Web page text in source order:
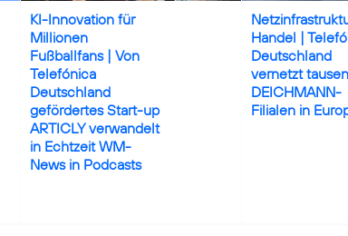
KI-Innovation für
Millionen
Fußballfans | Von
Telefónica
Deutschland
gefördertes Start-up
ARTICLY verwandelt
in Echtzeit WM-
News in Podcasts
Handel |
Deutschland
vernetzt
DEICHMANN-
Filialen in